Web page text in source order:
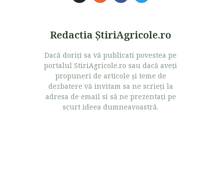
Redactia ŞtiriAgricole.ro
Dacă doriţi sa vă publicati povestea pe
portalul StiriAgricole.ro sau dacă aveţi
propuneri de articole şi teme de
dezbatere vă invitam sa ne scrieţi la
adresa de email si să ne prezentaţi pe
scurt ideea dumneavoastră.